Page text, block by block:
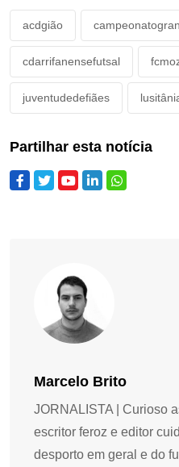
acdgião
cdarrifanensefutsal
juventudedefiães
Partilhar esta notícia
Marcelo Brito
JORNALISTA | Curioso
escritor feroz e editor
desporto em geral e do